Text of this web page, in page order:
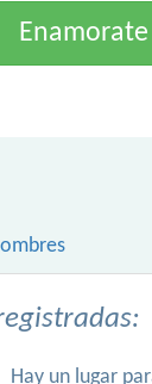
Enamorate
Hay un lugar